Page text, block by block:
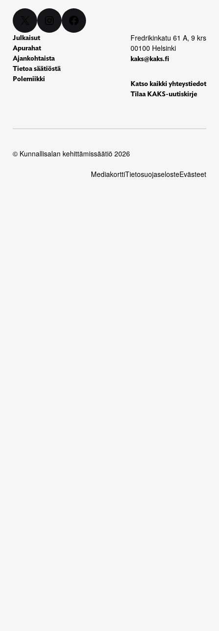
X Instagram Facebook
Julkaisut
Apurahat
Ajankohtaista
Tietoa säätiöstä
Polemiikki
Fredrikinkatu 61 A, 9 krs
00100 Helsinki
kaks@kaks.fi
Katso kaikki yhteystiedot
Tilaa KAKS-uutiskirje
© Kunnallisalan kehittämissäätiö 2026
MediakorttiTietosuojaselosteEvästeet